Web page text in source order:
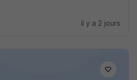
il y a 2 jours